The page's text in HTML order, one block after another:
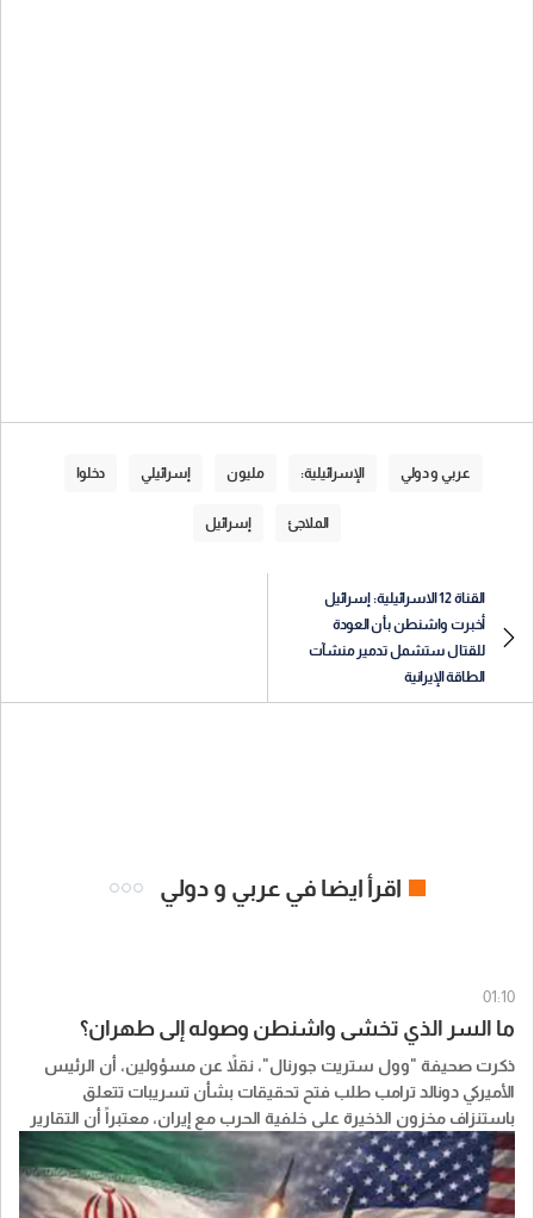
عربي و دولي الإسرائيلية: مليون إسرائيلي دخلوا
الملاجئ إسرائيل
القناة 12 الاسرائيلية: إسرائيل
أخبرت واشنطن بأن العودة
للقتال ستشمل تدمير منشآت
الطاقة الإيرانية
اقرأ ايضا في عربي و دولي
01:10
ما السر الذي تخشى واشنطن وصوله إلى طهران؟
ذكرت صحيفة "وول ستريت جورنال"، نقلاً عن مسؤولين، أن الرئيس
الأميركي ​دونالد ترامب​ طلب فتح تحقيقات بشأن تسريبات تتعلق
باستنزاف مخزون الذخيرة على خلفية الحرب مع إيران، معتبراً أن التقارير
عن مستويات الذخيرة قد تمنح النظام الإيراني جرأة أكبر وتضعف مساعي
واشنطن لكبح برنامج ايران النووي.